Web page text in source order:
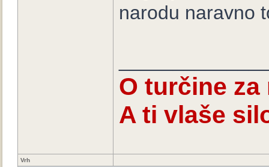
narodu naravno
O turčine
A ti vlaše
Vrh